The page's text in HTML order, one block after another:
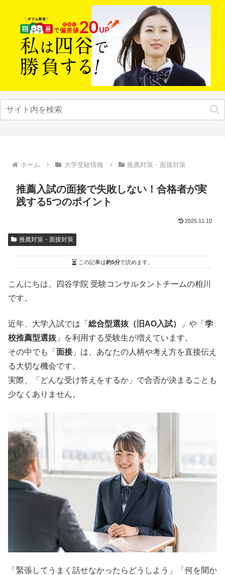
ホーム 大学受験情報 推薦対策・面接対策
推薦入試の面接で失敗しない！合格者が実
践する5つのポイント
2025.11.10
推薦対策・面接対策
この記事は約5分で読めます。
こんにちは。四谷学院 受験コンサルタントチームの相川
です。
近年、大学入試では「 総合型選抜（旧AO入試） 」や「 学
校推薦型選抜 」を利用する受験生が増えています。
その中でも「 面接」は、あなたの人柄や考え方を直接伝え
る大切な機会です。
実際、「どんな受け答えをするか」で合否が決まることも
少なくありません。
「緊張してうまく話せなかったらどうしよう」「何を聞か